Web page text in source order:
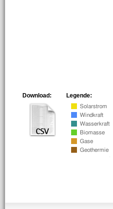
Legende:
Download: